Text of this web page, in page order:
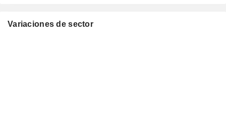
Variaciones de sector